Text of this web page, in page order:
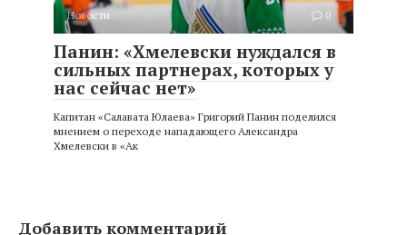
Новости 0
Панин: «Хмелевски нуждался в
сильных партнерах, которых у
нас сейчас нет»
Капитан «Салавата Юлаева» Григорий Панин поделился
мнением о переходе нападающего Александра
Хмелевски в «Ак
Добавить комментарий